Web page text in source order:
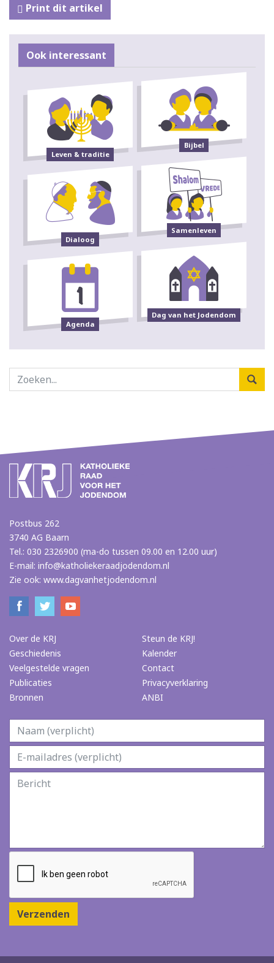
Print dit artikel
Ook interessant
Leven & traditie
Bijbel
Dialoog
Samenleven
Agenda
Dag van het Jodendom
Postbus 262
3740 AG Baarn
Tel.: 030 2326900 (ma-do tussen 09.00 en 12.00 uur)
E-mail: info@katholiekeraadjodendom.nl
Zie ook: www.dagvanhetjodendom.nl
Over de KRJ
Geschiedenis
Veelgestelde vragen
Publicaties
Bronnen
Steun de KRJ!
Kalender
Contact
Privacyverklaring
ANBI
Verzenden